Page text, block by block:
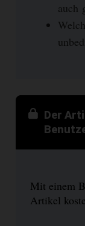
auch
Der
Mit einem
Artikel